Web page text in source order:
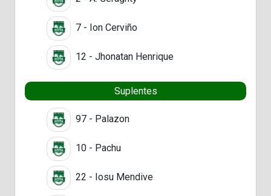
7 - Ion Cerviño
12 - Jhonatan Henrique
Suplentes
97 - Palazon
10 - Pachu
22 - Iosu Mendive